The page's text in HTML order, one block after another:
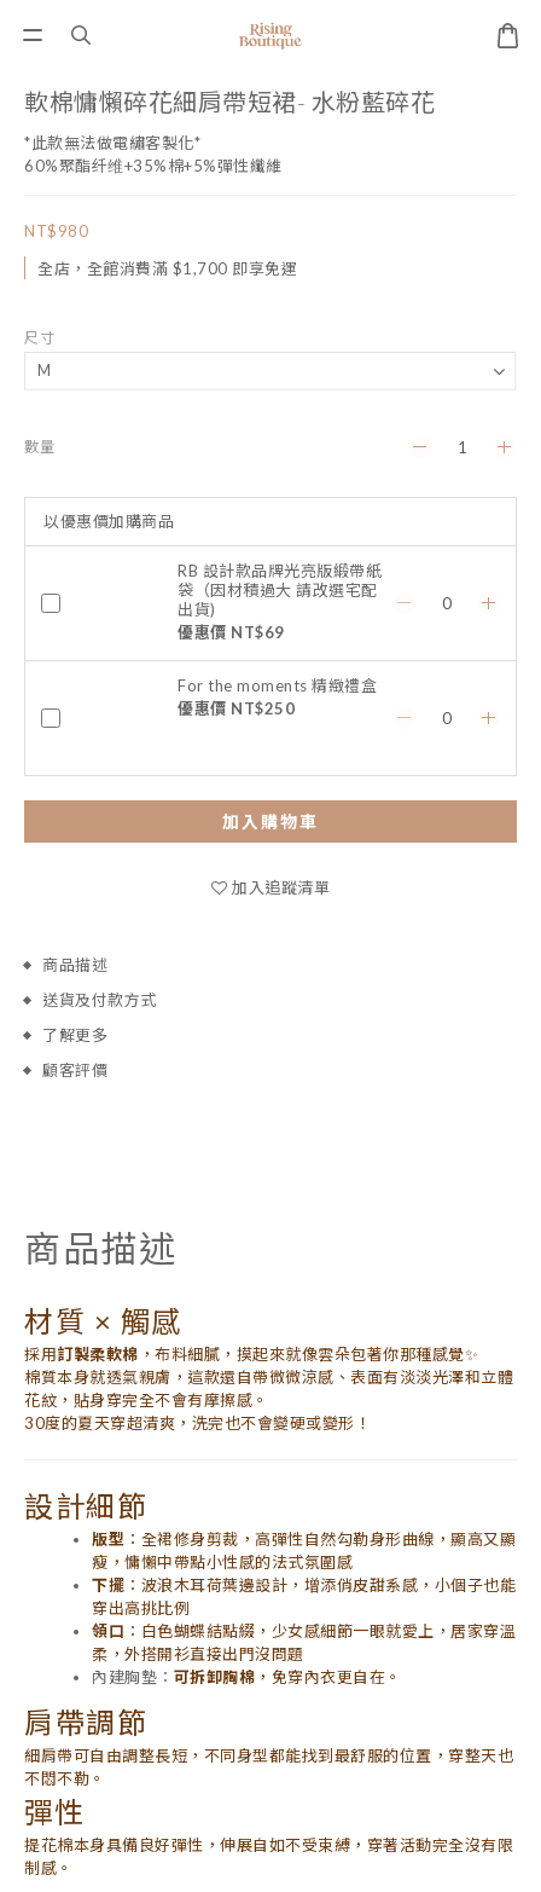
軟棉慵懶碎花細肩帶短裙- 水粉藍碎花
*此款無法做電繡客製化*
60%聚酯纤维+35%棉+5%彈性纖維
NT$980
全店，全館消費滿 $1,700 即享免運
尺寸
數量
以優惠價加購商品
RB 設計款品牌光亮版緞帶紙
袋（因材積過大 請改選宅配
出貨)
優惠價 NT$69
For the moments 精緻禮盒
優惠價 NT$250
加入購物車
加入追蹤清單
商品描述
送貨及付款方式
了解更多
顧客評價
商品描述
材質 × 觸感
採用訂製柔軟棉 ，布料細膩，摸起來就像雲朵包著你那種感覺✨
棉質本身就透氣親膚，這款還自帶微微涼感、表面有淡淡光澤和立體
花紋，貼身穿完全不會有摩擦感。
30度的夏天穿超清爽，洗完也不會變硬或變形！
設計細節
版型 ：全裙修身剪裁，高彈性自然勾勒身形曲線，顯高又顯
瘦，慵懶中帶點小性感的法式氛圍感
下擺 ：波浪木耳荷葉邊設計，增添俏皮甜系感，小個子也能
穿出高挑比例
領口 ：白色蝴蝶結點綴，少女感細節一眼就愛上，居家穿溫
柔，外搭開衫直接出門沒問題
內建胸墊： 可拆卸胸棉 ，免穿內衣更自在。
肩帶調節
細肩帶可自由調整長短，不同身型都能找到最舒服的位置，穿整天也
不悶不勒。
彈性
提花棉本身具備良好彈性，伸展自如不受束縛，穿著活動完全沒有限
制感。